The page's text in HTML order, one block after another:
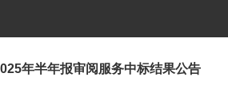
年半年报审阅服务中标结果公告